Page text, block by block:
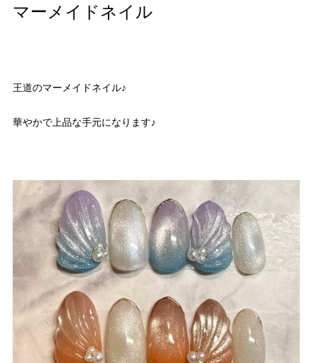
マーメイドネイル
王道のマーメイドネイル♪
華やかで上品な手元になります♪